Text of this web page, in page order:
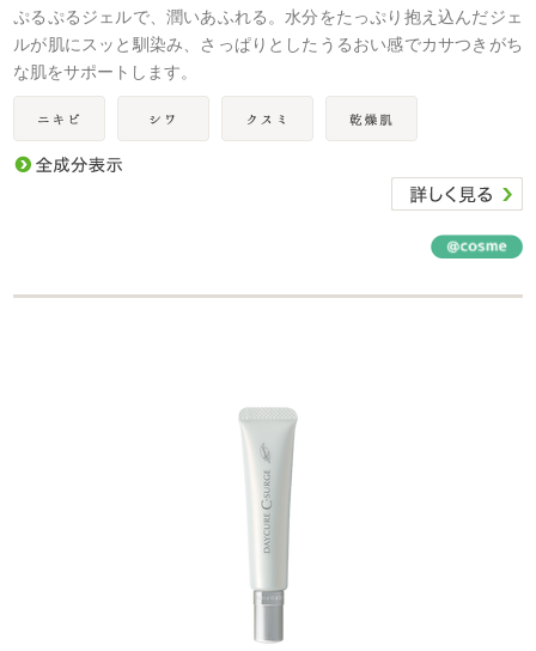
ぷるぷるジェルで、潤いあふれる。水分をたっぷり抱え込んだジェ
ルが肌にスッと馴染み、さっぱりとしたうるおい感でカサつきがち
な肌をサポートします。